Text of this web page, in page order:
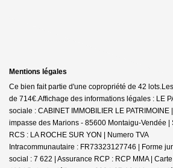
Mentions légales
Ce bien fait partie d'une copropriété de 42
de 714€.Affichage des informations légales : LE
sociale : CABINET IMMOBILIER LE
impasse des Marions - 85600 Montaigu-Vendée |
RCS : LA ROCHE SUR YON | Numero TVA
Intracommunautaire : FR73323127746 | Forme
social : 7 622 | Assurance RCP : RCP MMA |